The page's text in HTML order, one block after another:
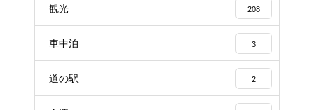
観光 208
車中泊 3
道の駅 2